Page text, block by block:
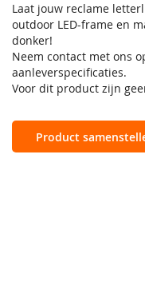
Laat jouw reclame
outdoor LED-frame en
donker!
Neem contact met ons
aanleverspecificaties.
Voor dit product zijn
Product